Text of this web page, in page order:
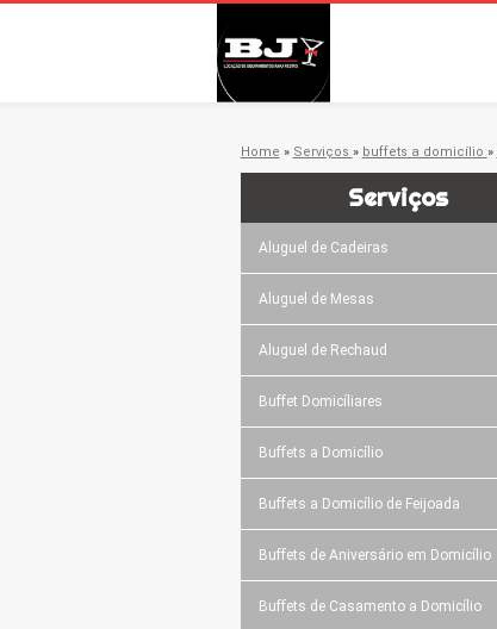
Home » Serviços » buffets a domicílio »
Serviços
Aluguel de Cadeiras
Aluguel de Mesas
Aluguel de Rechaud
Buffet Domicíliares
Buffets a Domicílio
Buffets a Domicílio de Feijoada
Buffets de Aniversário em Domicílio
Buffets de Casamento a Domicílio